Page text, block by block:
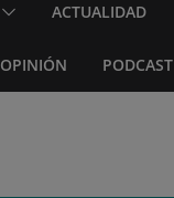
ACTUALIDAD
OPINIÓN PODCAST